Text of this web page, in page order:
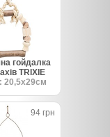
гойдалка
TRIXIE
20,5х29см
94 грн